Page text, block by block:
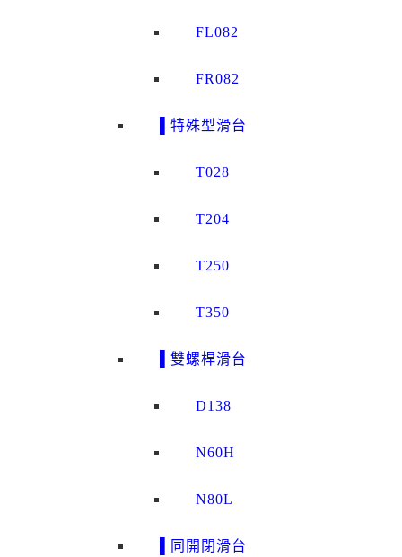
FL082
FR082
▌特殊型滑台
T028
T204
T250
T350
▌雙螺桿滑台
D138
N60H
N80L
▌同開閉滑台